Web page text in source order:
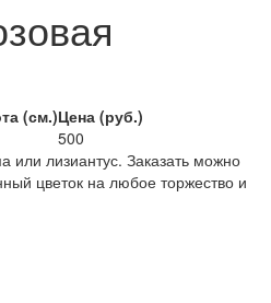
(см.)Цена (руб.)
500
или лизиантус. Заказать можно
цветок на любое торжество и